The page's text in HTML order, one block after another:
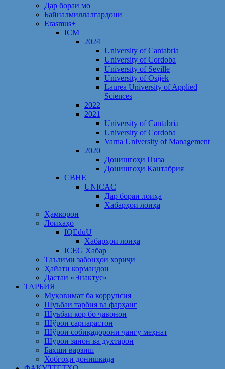
Дар бораи мо
Байналмиллалгардонӣ
Erasmus+
ICM
2024
University of Cantabria
University of Cordoba
University of Seville
University of Osijek
Laurea University of Applied
Sciences
2022
2021
University of Cantabria
University of Cordoba
Varna University of Management
2020
Донишгоҳи Пиза
Донишгоҳи Кантабрия
CBHE
UNICAC
Дар бораи лоиҳа
Хабарҳои лоиҳа
Ҳамкорон
Лоихаҳо
IQEduU
Хабарҳои лоиҳа
ICEG Хабар
Таълими забонҳои хориҷӣ
Ҳайати кормандон
Дастаи «Энактус»
ТАРБИЯ
Муқовимат ба коррупсия
Шуъбаи тарбия ва фарҳанг
Шӯъбаи кор бо ҷавонон
Шўрои сарпарастон
Шўрои собиқадорони ҷангу меҳнат
Шӯрои занон ва духтарон
Бахши варзиш
Хобгоҳи донишкада